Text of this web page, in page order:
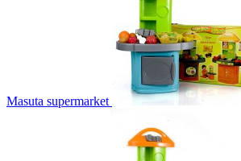
Masuta supermarket